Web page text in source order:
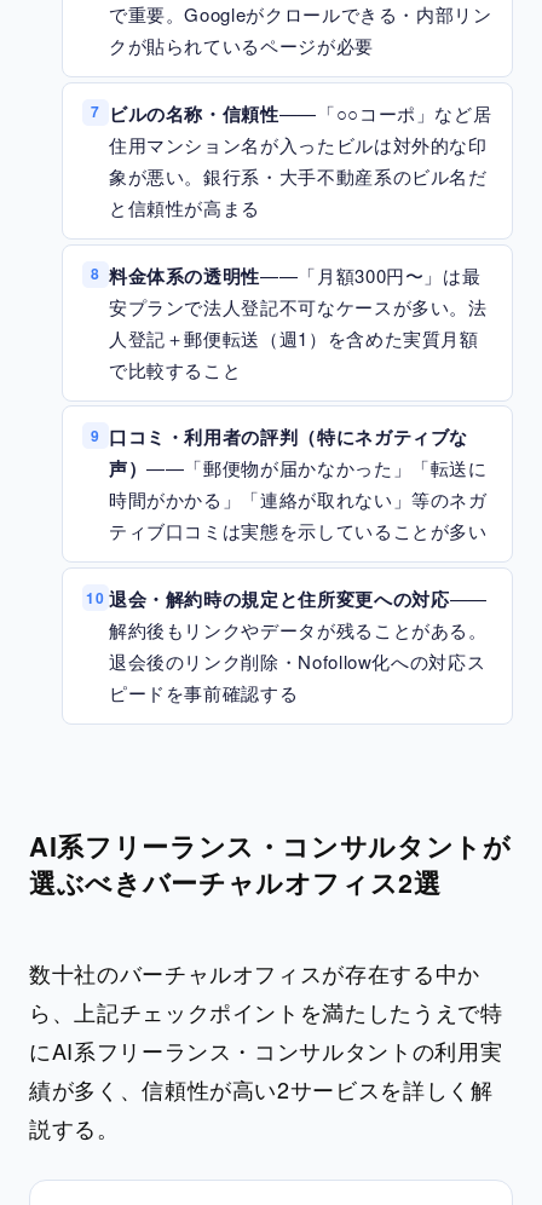
で重要。Googleがクロールできる・内部リン
クが貼られているページが必要
7 ビルの名称・信頼性——「○○コーポ」など居
住用マンション名が入ったビルは対外的な印
象が悪い。銀行系・大手不動産系のビル名だ
と信頼性が高まる
8 料金体系の透明性——「月額300円〜」は最
安プランで法人登記不可なケースが多い。法
人登記＋郵便転送（週1）を含めた実質月額
で比較すること
9 口コミ・利用者の評判（特にネガティブな
声）——「郵便物が届かなかった」「転送に
時間がかかる」「連絡が取れない」等のネガ
ティブ口コミは実態を示していることが多い
10 退会・解約時の規定と住所変更への対応——
解約後もリンクやデータが残ることがある。
退会後のリンク削除・Nofollow化への対応ス
ピードを事前確認する
AI系フリーランス・コンサルタントが
選ぶべきバーチャルオフィス2選
数十社のバーチャルオフィスが存在する中か
ら、上記チェックポイントを満たしたうえで特
にAI系フリーランス・コンサルタントの利用実
績が多く、信頼性が高い2サービスを詳しく解
説する。